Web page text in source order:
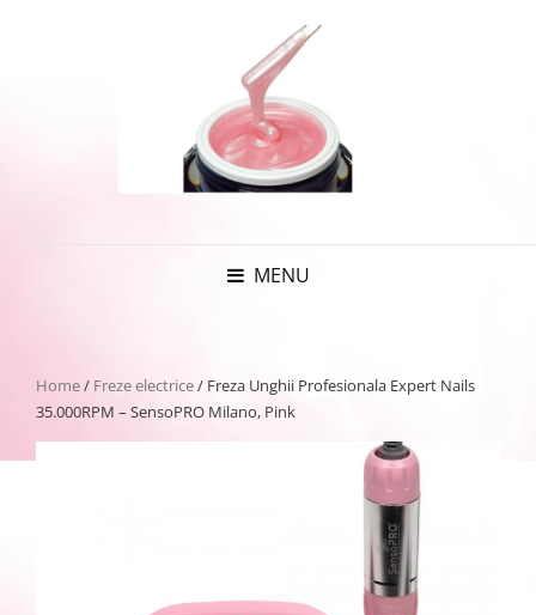
MENU
Home/ Freze electrice/ Freza Unghii Profesionala Expert Nails
35.000RPM – SensoPRO Milano, Pink